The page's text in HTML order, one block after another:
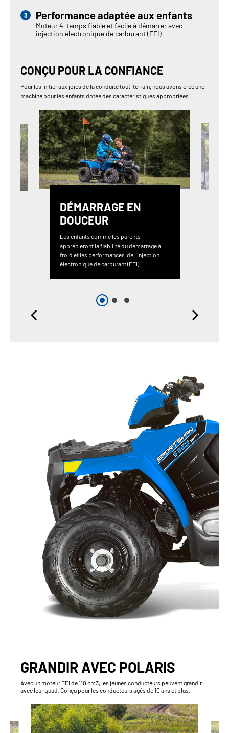
Performance adaptée aux enfants
Moteur 4-temps fiable et facile à démarrer avec
injection électronique de carburant (EFI)
CONÇU POUR LA CONFIANCE
Pour les initier aux joies de la conduite tout-terrain, nous avons créé une
machine pour les enfants dotée des caractéristiques appropriées.
DÉMARRAGE EN
DOUCEUR
Les enfants comme les parents
apprécieront la fiabilité du démarrage à
froid et les performances de l'injection
électronique de carburant (EFI)
GRANDIR AVEC POLARIS
Avec un moteur EFI de 110 cm3, les jeunes conducteurs peuvent grandir
avec leur quad. Conçu pour les conducteurs agés de 10 ans et plus.